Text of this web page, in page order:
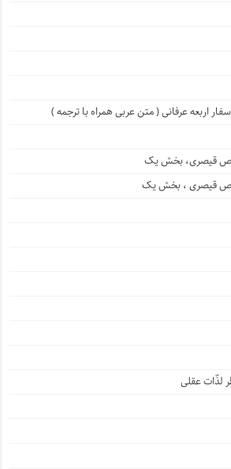
اربعه عرفانی ( متن عربی همراه با ترجمه )
قیصری، بخش یک
قیصری ، بخش یک
لذّات عقلی